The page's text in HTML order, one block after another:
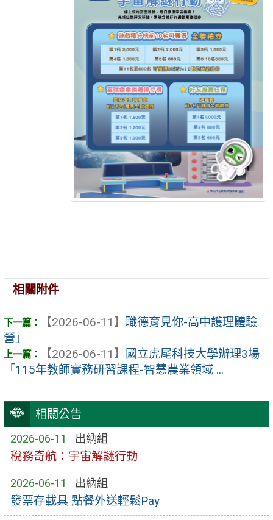
相關公告
2026-06-11 出納組
稅務奇航：宇宙解謎行動
2026-06-11 出納組
發票存載具 點餐外送輕鬆Pay
相關附件
【2026-06-11】 職德育見你-高中護理體驗
營」
【2026-06-11】
國立虎尾科技大學辦理3場
「115年教師實務研習課程-智慧農業領域 ...